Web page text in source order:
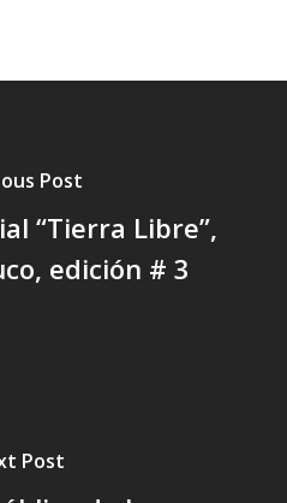
Post
“Tierra Libre”,
edición # 3
Post